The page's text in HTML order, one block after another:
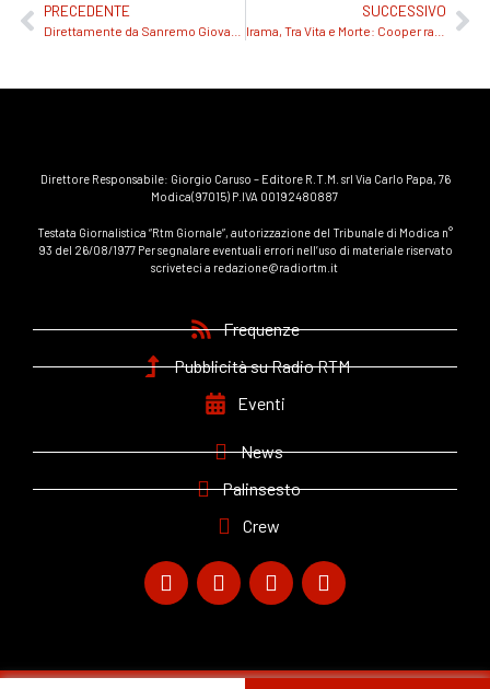
PRECEDENTE SUCCESSIVO
Direttore Responsabile: Giorgio Caruso – Editore R.T.M. srl Via Carlo Papa, 76
Modica(97015) P.IVA 00192480887
Testata Giornalistica “Rtm Giornale”, autorizzazione del Tribunale di Modica n°
93 del 26/08/1977 Per segnalare eventuali errori nell’uso di materiale riservato
scriveteci a redazione@radiortm.it
Frequenze
Pubblicità su Radio RTM
Eventi
News
Palinsesto
Crew